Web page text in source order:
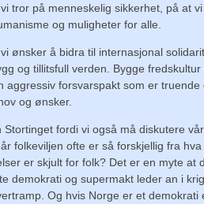
tror på menneskelig sikkerhet, på at
og muligheter for alle.
ønsker å bidra til internasjonal
og tillitsfull verden. Bygge
aggressiv forsvarspakt som er
og ønsker.
Stortinget fordi vi også må diskutere
folkeviljen ofte er så forskjellig fra
er skjult for folk? Det er en myte at
demokrati og supermakt leder an i
Og hvis Norge er et